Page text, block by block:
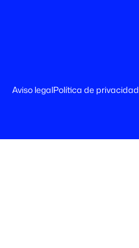
Aviso legalPolítica de privacidad